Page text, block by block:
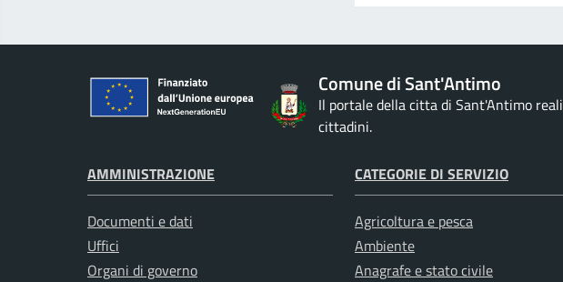
Comune di Sant'Antimo
Il portale della citta di Sant'Antimo
cittadini.
AMMINISTRAZIONE
Documenti e dati
Uffici
Organi di governo
CATEGORIE DI SERVIZIO
Agricoltura e pesca
Ambiente
Anagrafe e stato civile